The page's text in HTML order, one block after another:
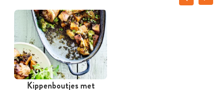
Kippenboutjes met